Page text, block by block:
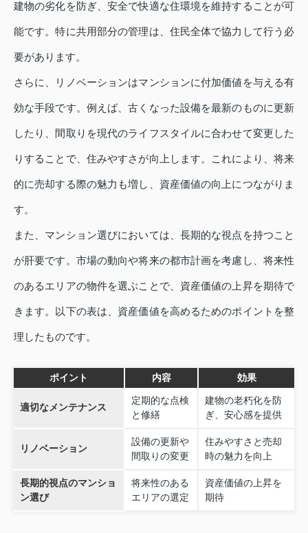
建物の劣化を防ぎ、安全で快適な住環境を維持することが可
能です。特に共用部分の管理は、住民全体で協力して行う必
要があります。
さらに、リノベーションはマンションに付加価値を与える有
効な手段です。例えば、古くなった設備を最新のものに更新
したり、間取りを現代のライフスタイルに合わせて変更した
りすることで、住みやすさが向上します。これにより、将来
的に売却する際の魅力も増し、資産価値の向上につながりま
す。
また、マンション選びにおいては、長期的な視点を持つこと
が肝要です。市場の動向や将来の都市計画を考慮し、将来性
のあるエリアの物件を選ぶことで、資産価値の上昇を期待で
きます。以下の表は、資産価値を高めるためのポイントを整
理したものです。
ポイント 内容 効果
適切なメンテナンス
定期的な点検
と修繕
建物の老朽化を防
ぎ、安心感を提供
リノベーション
設備の更新や
間取りの変更
住みやすさと売却
時の魅力を向上
長期的視点のマンショ
ン選び
将来性のある
エリアの選定
資産価値の上昇を
期待